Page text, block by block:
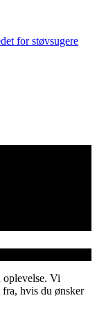
for støvsugere
oplevelse. Vi
fra, hvis du ønsker